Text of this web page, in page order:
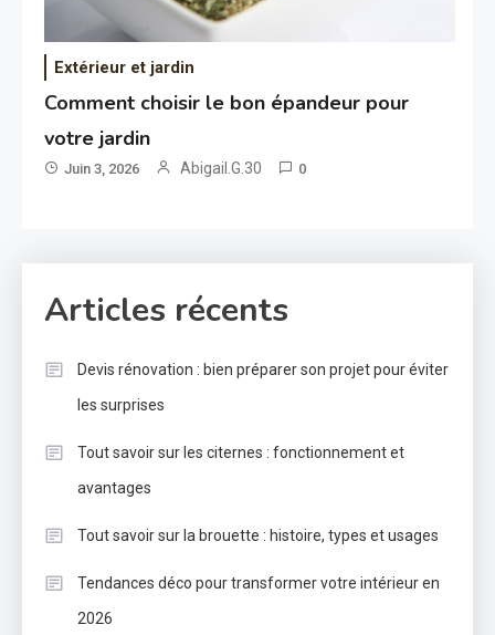
Extérieur et jardin
Comment choisir le bon épandeur pour
votre jardin
Juin 3, 2026 Abigail.G.30 0
Articles récents
Devis rénovation : bien préparer son projet pour éviter
les surprises
Tout savoir sur les citernes : fonctionnement et
avantages
Tout savoir sur la brouette : histoire, types et usages
Tendances déco pour transformer votre intérieur en
2026